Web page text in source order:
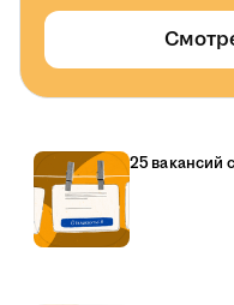
25 вакансий